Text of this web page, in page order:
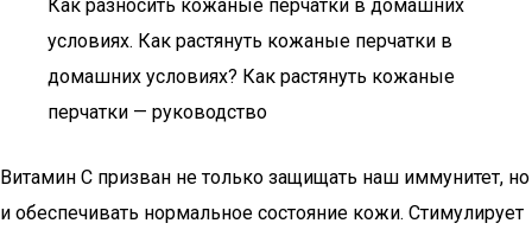
Как разносить кожаные перчатки в домашних
условиях. Как растянуть кожаные перчатки в
домашних условиях? Как растянуть кожаные
перчатки — руководство
Витамин С призван не только защищать наш иммунитет, но
и обеспечивать нормальное состояние кожи. Стимулирует